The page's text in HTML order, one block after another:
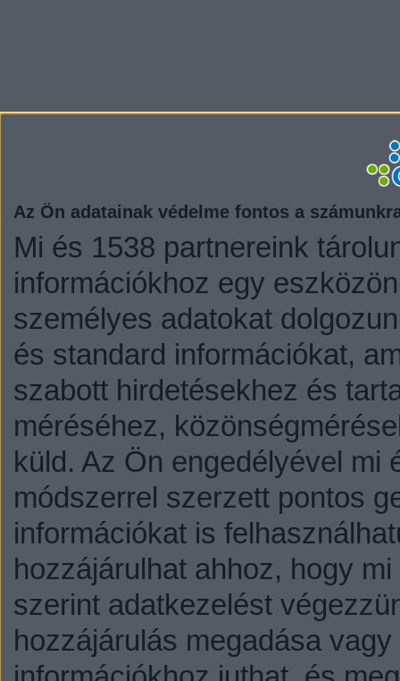
Az Ön adatainak védelme fontos a
Mi és 1538 partnereink
információkhoz egy
személyes adatokat
és standard információkat,
szabott hirdetésekhez és
méréséhez,
küld. Az Ön engedélyével mi
módszerrel szerzett pontos
információkat is
hozzájárulhat ahhoz, hogy
szerint adatkezelést
hozzájárulás megadása